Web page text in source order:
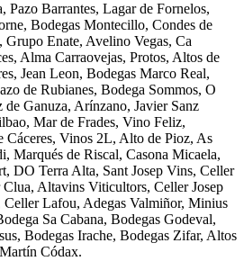
Pazo Barrantes, Lagar de Fornelos,
Bodegas Montecillo, Condes de
Enate, Avelino Vegas, Ca
Alma Carraovejas, Protos, Altos de
Jean Leon, Bodegas Marco Real,
de Rubianes, Bodega Sommos, O
Ganuza, Arínzano, Javier Sanz
Mar de Frades, Vino Feliz,
Cáceres, Vinos 2L, Alto de Pioz, As
Marqués de Riscal, Casona Micaela,
DO Terra Alta, Sant Josep Vins, Celler
Altavins Viticultors, Celler Josep
Lafou, Adegas Valmiñor, Minius
Sa Cabana, Bodegas Godeval,
Bodegas Irache, Bodegas Zifar, Altos
Códax.